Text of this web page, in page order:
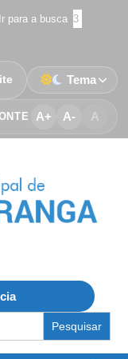
Ir para a busca 3
A+ A- A
Tema